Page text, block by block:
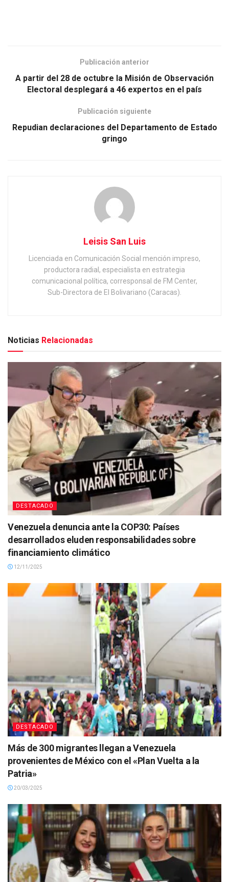
Publicación anterior
A partir del 28 de octubre la Misión de Observación
Electoral desplegará a 46 expertos en el país
Publicación siguiente
Repudian declaraciones del Departamento de Estado
gringo
Leisis San Luis
Licenciada en Comunicación Social mención impreso,
productora radial, especialista en estrategia
comunicacional política, corresponsal de FM Center,
Sub-Directora de El Bolivariano (Caracas).
Noticias Relacionadas
DESTACADO
Venezuela denuncia ante la COP30: Países
desarrollados eluden responsabilidades sobre
financiamiento climático
12/11/2025
DESTACADO
Más de 300 migrantes llegan a Venezuela
provenientes de México con el «Plan Vuelta a la
Patria»
20/03/2025